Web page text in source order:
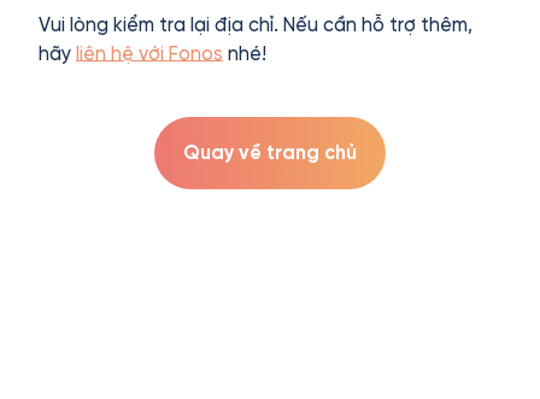
Vui lòng kiểm tra lại địa chỉ. Nếu cần hỗ trợ thêm,
hãy liên hệ với Fonos nhé!
Quay về trang chủ